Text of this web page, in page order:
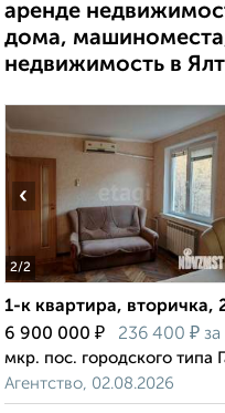
аренде
дома,
недвижимость в
2/2
‹
1-к квартира, вторичка,
6 900 000 ₽ 236 400 ₽ за
мкр. пос. городского типа
Агентство, 02.08.2026